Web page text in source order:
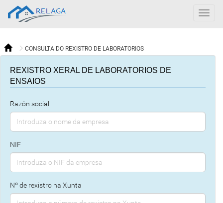
CONSULTA DO REXISTRO DE LABORATORIOS
REXISTRO XERAL DE LABORATORIOS DE
ENSAIOS
Razón social
NIF
Nº de rexistro na Xunta